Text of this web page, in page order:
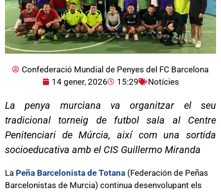
Confederació Mundial de Penyes del FC Barcelona
14 gener, 2026
15:29 Notícies
La penya murciana va organitzar el seu
tradicional torneig de futbol sala al Centre
Penitenciari de Múrcia, així com una sortida
socioeducativa amb el CIS Guillermo Miranda
La Peña Barcelonista de Totana (Federación de Peñas
Barcelonistas de Murcia) continua desenvolupant els